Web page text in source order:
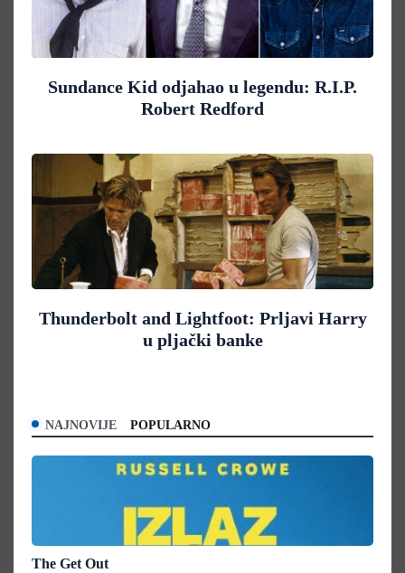
Sundance Kid odjahao u legendu: R.I.P.
Robert Redford
Thunderbolt and Lightfoot: Prljavi Harry
u pljački banke
NAJNOVIJE POPULARNO
The Get Out